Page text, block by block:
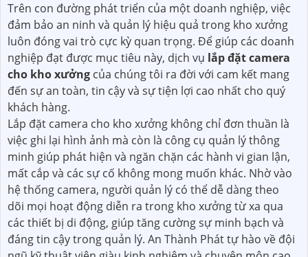
Trên con đường phát triển của một doanh nghiệp, việc
đảm bảo an ninh và quản lý hiệu quả trong kho xưởng
luôn đóng vai trò cực kỳ quan trọng. Để giúp các doanh
nghiệp đạt được mục tiêu này, dịch vụ lắp đặt camera
cho kho xưởng của chúng tôi ra đời với cam kết mang
đến sự an toàn, tin cậy và sự tiện lợi cao nhất cho quý
khách hàng.
Lắp đặt camera cho kho xưởng không chỉ đơn thuần là
việc ghi lại hình ảnh mà còn là công cụ quản lý thông
minh giúp phát hiện và ngăn chặn các hành vi gian lận,
mất cắp và các sự cố không mong muốn khác. Nhờ vào
hệ thống camera, người quản lý có thể dễ dàng theo
dõi mọi hoạt động diễn ra trong kho xưởng từ xa qua
các thiết bị di động, giúp tăng cường sự minh bạch và
đáng tin cậy trong quản lý. An Thành Phát tự hào về đội